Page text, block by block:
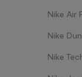
Nike Air
Nike
Nike